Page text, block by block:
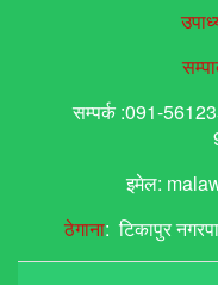
सम्पर्क :091-
इमेल:
ठेगाना: टिकापुर